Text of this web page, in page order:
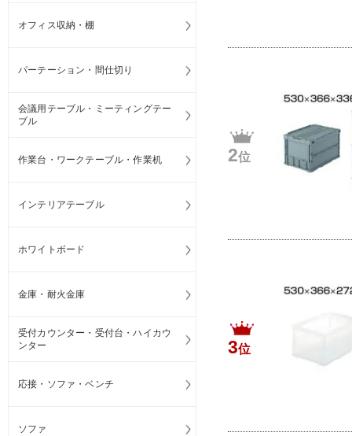
2位
3位
オフィス収納・棚
パーテーション・間仕切り
会議用テーブル・ミーティングテー
ブル
作業台・ワークテーブル・作業机
インテリアテーブル
ホワイトボード
金庫・耐火金庫
受付カウンター・受付台・ハイカウ
ンター
応接・ソファ・ベンチ
ソファ